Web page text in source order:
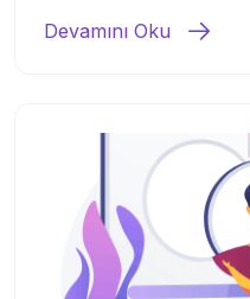
Devamını Oku